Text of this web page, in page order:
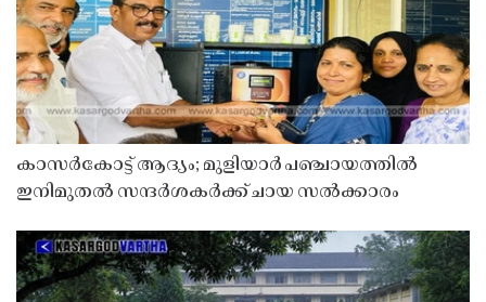
കാസർകോട്ട് ആദ്യം; മുളിയാർ പഞ്ചായത്തിൽ
ഇനിമുതൽ സന്ദർശകർക്ക് ചായ സൽക്കാരം